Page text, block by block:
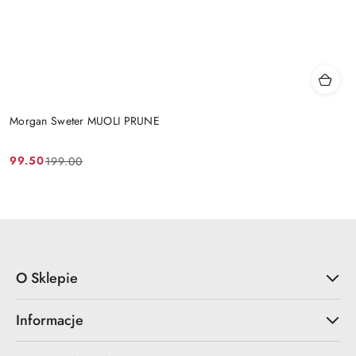
Morgan Sweter MUOLI PRUNE
Cena
99.50
Cena
199.00
O Sklepie
Informacje